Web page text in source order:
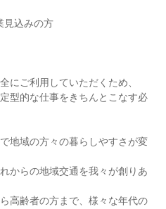
見込みの方
にご利用していただくため、
型的な仕事をきちんとこなす必
地域の方々の暮らしやすさが変
からの地域交通を我々が創りあ
高齢者の方まで、様々な年代の